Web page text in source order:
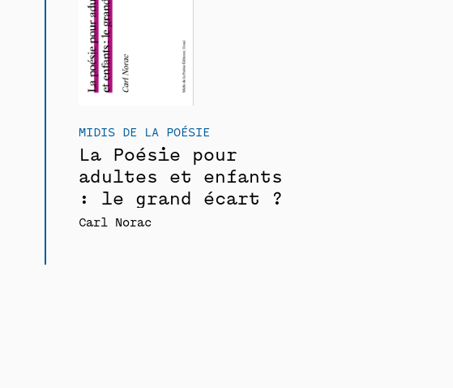
MIDIS DE LA POÉSIE
La Poésie pour
adultes et enfants
: le grand écart ?
Carl Norac